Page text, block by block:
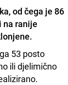
od čega je 86
na ranije
53 posto
ili djelimično